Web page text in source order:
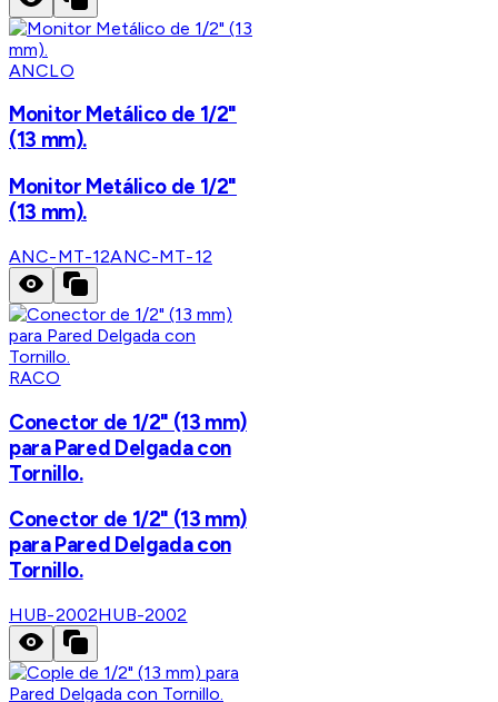
ANCLO
Monitor Metálico de 1/2"
(13 mm).
Monitor Metálico de 1/2"
(13 mm).
ANC-MT-12ANC-MT-12
RACO
Conector de 1/2" (13 mm)
para Pared Delgada con
Tornillo.
Conector de 1/2" (13 mm)
para Pared Delgada con
Tornillo.
HUB-2002HUB-2002